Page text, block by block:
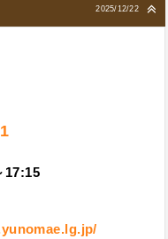
2025/12/22
17:15